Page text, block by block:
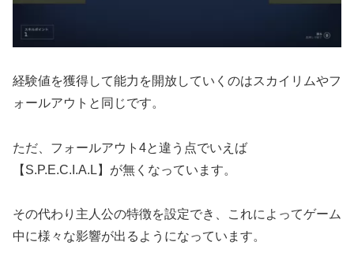
経験値を獲得して能力を開放していくのはスカイリムやフ
ォールアウトと同じです。
ただ、フォールアウト4と違う点でいえば
【S.P.E.C.I.A.L】が無くなっています。
その代わり主人公の特徴を設定でき、これによってゲーム
中に様々な影響が出るようになっています。